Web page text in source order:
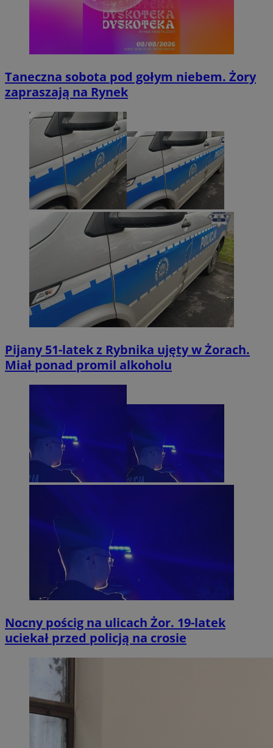
Taneczna sobota pod gołym niebem. Żory
zapraszają na Rynek
Pijany 51-latek z Rybnika ujęty w Żorach.
Miał ponad promil alkoholu
Nocny pościg na ulicach Żor. 19-latek
uciekał przed policją na crosie